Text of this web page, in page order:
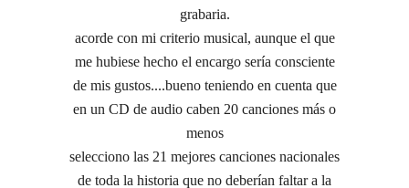
grabaria.
acorde con mi criterio musical, aunque el que
me hubiese hecho el encargo sería consciente
de mis gustos....bueno teniendo en cuenta que
en un CD de audio caben 20 canciones más o
menos
selecciono las 21 mejores canciones nacionales
de toda la historia que no deberían faltar a la